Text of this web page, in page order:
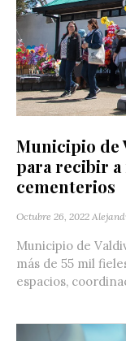
Municipio de
para recibir a
cementerios
Octubre 26, 2022
Municipio de
más de 55 mil
espacios,